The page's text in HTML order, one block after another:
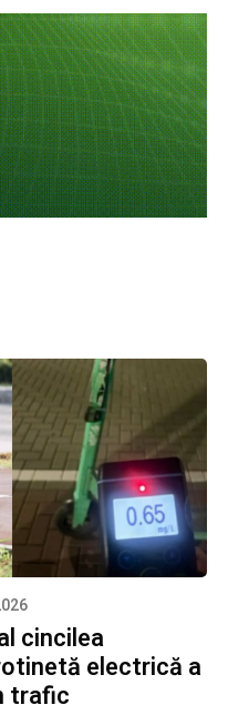
cincilea
electrică a
trafic